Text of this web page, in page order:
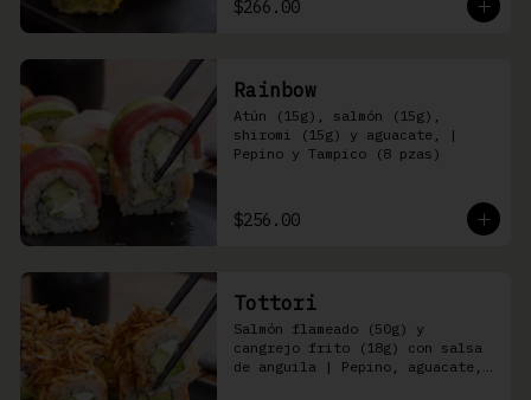
$266.00
Rainbow
Atún (15g), salmón (15g),
shiromi (15g) y aguacate, |
Pepino y Tampico (8 pzas)
$256.00
Tottori
Salmón flameado (50g) y
cangrejo frito (18g) con salsa
de anguila | Pepino, aguacate,